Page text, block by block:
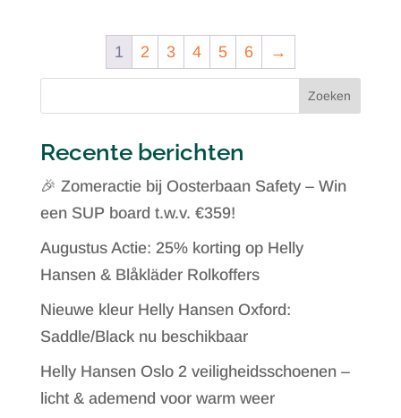
1 2 3 4 5 6 →
Zoeken
Recente berichten
🎉 Zomeractie bij Oosterbaan Safety – Win
een SUP board t.w.v. €359!
Augustus Actie: 25% korting op Helly
Hansen & Blåkläder Rolkoffers
Nieuwe kleur Helly Hansen Oxford:
Saddle/Black nu beschikbaar
Helly Hansen Oslo 2 veiligheidsschoenen –
licht & ademend voor warm weer